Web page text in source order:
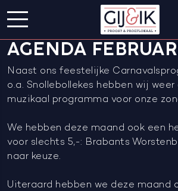
AGENDA
Naast ons feestelijke
o.a. Snollebollekes hebben wij
muzikaal programma voor onze
We hebben deze maand ook een
voor slechts 5,-: Brabants
naar keuze.
Uiteraard hebben we deze maand